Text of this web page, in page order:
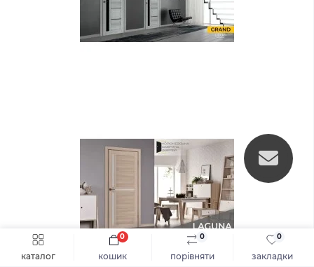
каталог порівняти
0
закладки
0
кошик
0
Швидке замовлення До кошика